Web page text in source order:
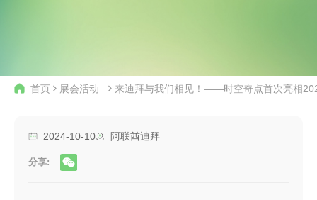
首页 展会活动 来迪拜与我们相见！——时空奇点首次亮相
2024-10-10 阿联酋迪拜
分享: